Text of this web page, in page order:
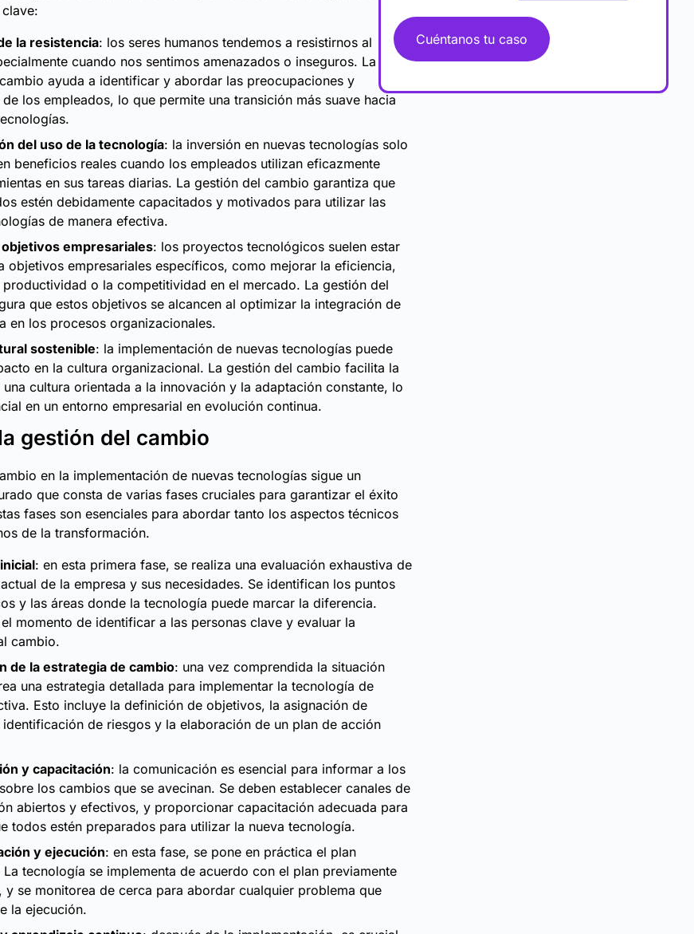
la resistencia: los seres humanos tendemos a resistirnos al
cuando nos sentimos amenazados o inseguros. La
ayuda a identificar y abordar las preocupaciones y
de los empleados, lo que permite una transición más suave hacia
del uso de la tecnología: la inversión en nuevas tecnologías solo
beneficios reales cuando los empleados utilizan eficazmente
en sus tareas diarias. La gestión del cambio garantiza que
estén debidamente capacitados y motivados para utilizar las
de manera efectiva.
empresariales: los proyectos tecnológicos suelen estar
objetivos empresariales específicos, como mejorar la eficiencia,
productividad o la competitividad en el mercado. La gestión del
que estos objetivos se alcancen al optimizar la integración de
en los procesos organizacionales.
sostenible: la implementación de nuevas tecnologías puede
en la cultura organizacional. La gestión del cambio facilita la
cultura orientada a la innovación y la adaptación constante, lo
en un entorno empresarial en evolución continua.
gestión del cambio
en la implementación de nuevas tecnologías sigue un
que consta de varias fases cruciales para garantizar el éxito
fases son esenciales para abordar tanto los aspectos técnicos
de la transformación.
: en esta primera fase, se realiza una evaluación exhaustiva de
de la empresa y sus necesidades. Se identifican los puntos
y las áreas donde la tecnología puede marcar la diferencia.
momento de identificar a las personas clave y evaluar la
cambio.
de la estrategia de cambio: una vez comprendida la situación
una estrategia detallada para implementar la tecnología de
Esto incluye la definición de objetivos, la asignación de
identificación de riesgos y la elaboración de un plan de acción
y capacitación: la comunicación es esencial para informar a los
los cambios que se avecinan. Se deben establecer canales de
abiertos y efectivos, y proporcionar capacitación adecuada para
todos estén preparados para utilizar la nueva tecnología.
y ejecución: en esta fase, se pone en práctica el plan
tecnología se implementa de acuerdo con el plan previamente
y se monitorea de cerca para abordar cualquier problema que
la ejecución.
Cuéntanos tu caso